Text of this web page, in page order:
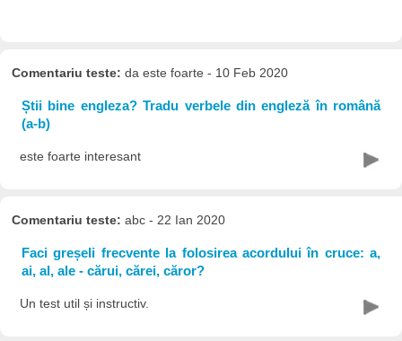
Comentariu teste: da este foarte - 10 Feb 2020
Știi bine engleza? Tradu verbele din engleză în română
(a-b)
este foarte interesant
Comentariu teste: abc - 22 Ian 2020
Faci greșeli frecvente la folosirea acordului în cruce: a,
ai, al, ale - cărui, cărei, căror?
Un test util și instructiv.